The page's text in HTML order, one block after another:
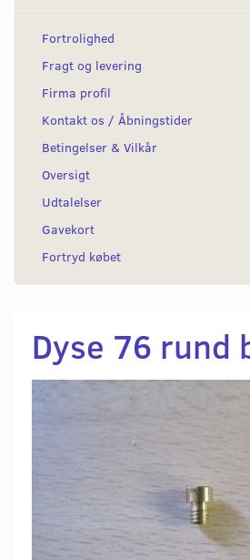
Fortrolighed
Fragt og levering
Firma profil
Kontakt os / Åbningstider
Betingelser & Vilkår
Oversigt
Udtalelser
Gavekort
Fortryd købet
Dyse 76 rund